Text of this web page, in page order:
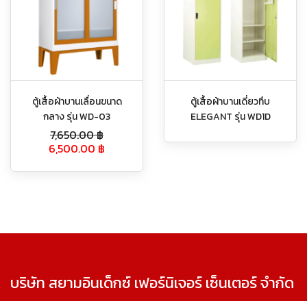
ตู้เสื้อผ้าบานเลื่อนขนาด
กลาง รุ่น WD-03
7,650.00฿
6,500.00 ฿
ตู้เสื้อผ้าบานเดี่ยวทึบ
ELEGANT รุ่น WD1D
บริษัท สยามอินเด็กซ์ เฟอร์นิเจอร์ เซ็นเตอร์ จำกัด